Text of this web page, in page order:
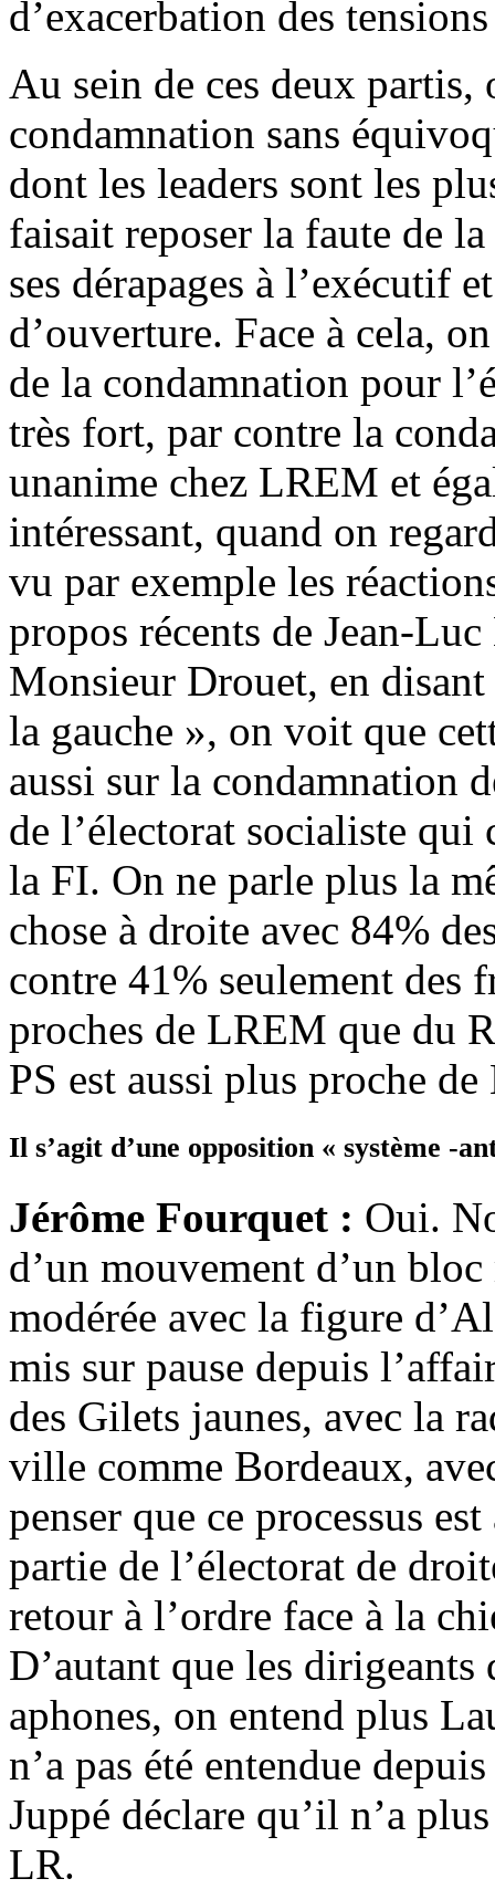
d’exacerbation des
Au sein de ces deux
condamnation sans
dont les leaders sont les
faisait reposer la faute de
ses dérapages à l’exécutif
d’ouverture. Face à cela,
de la condamnation pour
très fort, par contre la
unanime chez LREM et
intéressant, quand on
vu par exemple les
propos récents de Jean-
Monsieur Drouet, en
la gauche », on voit que
aussi sur la condamnation
de l’électorat socialiste qui
la FI. On ne parle plus la
chose à droite avec 84%
contre 41% seulement des
proches de LREM que du
PS est aussi plus proche
Il s’agit d’une opposition « système -
Jérôme Fourquet : Oui.
d’un mouvement d’un
modérée avec la figure
mis sur pause depuis
des Gilets jaunes, avec la
ville comme Bordeaux,
penser que ce processus
partie de l’électorat de
retour à l’ordre face à la
D’autant que les
aphones, on entend plus
n’a pas été entendue
Juppé déclare qu’il n’a
LR.